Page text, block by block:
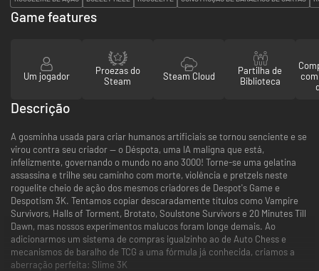
Game features
Um jogador
Proezas do
Steam
Steam Cloud
Partilha de
Biblioteca
Descrição
A gosminha usada para criar humanos artificiais se tornou senciente e se
virou contra seu criador — o Déspota, uma IA maligna que está,
infelizmente, governando o mundo no ano 3000! Torne-se uma gelatina
assassina e trilhe seu caminho com morte, violência e pretzels neste
roguelite cheio de ação dos mesmos criadores de Despot's Game e
Despotism 3K. Tentamos copiar descaradamente títulos como Vampire
Survivors, Halls of Torment, Brotato, Soulstone Survivors e 20 Minutes Till
Dawn, mas nossos experimentos malucos foram longe demais. Ao
adicionarmos um sistema de compras igualzinho ao de Auto Chess e
mecanismos de baralho de TCG a uma fórmula já conhecida, criamos a
aberração perfeita: Slime 3K